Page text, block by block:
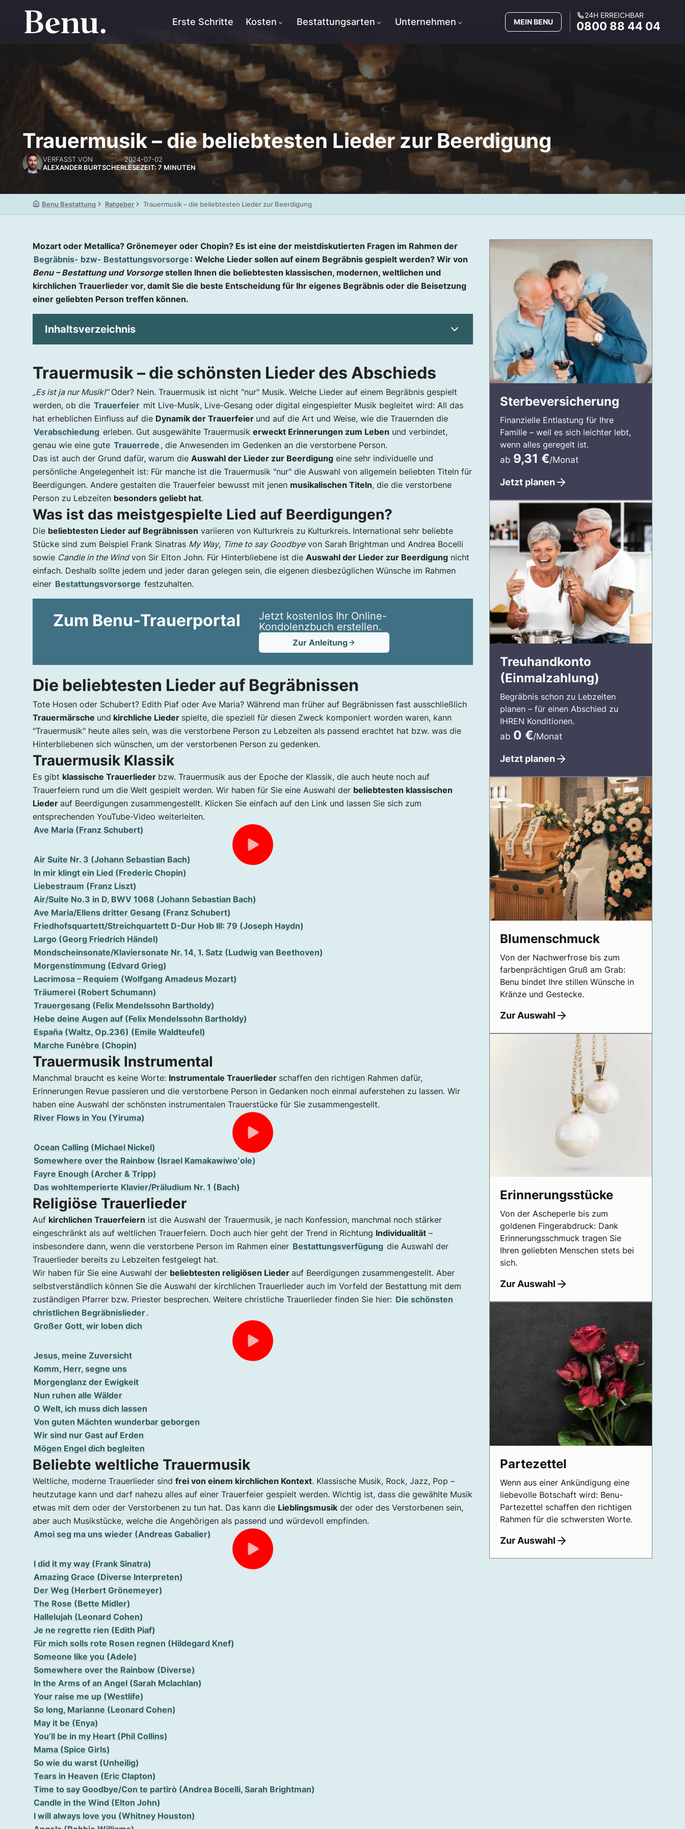
Erste Schritte Kosten Bestattungsarten Unternehmen MEIN BENU
24H ERREICHBAR
0800 88 44 04
Trauermusik – die beliebtesten Lieder zur Beerdigung
VERFASST VON
ALEXANDER BURTSCHER
2024-07-02
LESEZEIT: 7 MINUTEN
Benu Bestattung Ratgeber Trauermusik – die beliebtesten Lieder zur Beerdigung
Mozart oder Metallica? Grönemeyer oder Chopin? Es ist eine der meistdiskutierten Fragen im Rahmen der
Begräbnis- bzw- Bestattungsvorsorge : Welche Lieder sollen auf einem Begräbnis gespielt werden? Wir von
Benu – Bestattung und Vorsorgestellen Ihnen die beliebtesten klassischen, modernen, weltlichen und
kirchlichen Trauerlieder vor, damit Sie die beste Entscheidung für Ihr eigenes Begräbnis oder die Beisetzung
einer geliebten Person treffen können.
Inhaltsverzeichnis
Was ist das meistgespielte Lied auf Beerdigungen?
Die beliebtesten Lieder auf Begräbnissen
Trauermusik Klassik
Trauermusik Instrumental
Religiöse Trauerlieder
Beliebte weltliche Trauermusik
Trauermusik Rock/Alternative
Wann wird Trauermusik gespielt?
Was kostet Trauermusik?
Trauermusik – die schönsten Lieder des Abschieds
„Es ist ja nur Musik!“Oder? Nein. Trauermusik ist nicht "nur" Musik. Welche Lieder auf einem Begräbnis gespielt
werden, ob die Trauerfeier mit Live-Musik, Live-Gesang oder digital eingespielter Musik begleitet wird: All das
hat erheblichen Einfluss auf die Dynamik der Trauerfeier und auf die Art und Weise, wie die Trauernden die
Verabschiedung erleben. Gut ausgewählte Trauermusik erweckt Erinnerungen zum Leben und verbindet,
genau wie eine gute Trauerrede , die Anwesenden im Gedenken an die verstorbene Person.
Das ist auch der Grund dafür, warum die Auswahl der Lieder zur Beerdigung eine sehr individuelle und
persönliche Angelegenheit ist: Für manche ist die Trauermusik "nur" die Auswahl von allgemein beliebten Titeln für
Beerdigungen. Andere gestalten die Trauerfeier bewusst mit jenen musikalischen Titeln, die die verstorbene
Person zu Lebzeiten besonders geliebt hat.
Was ist das meistgespielte Lied auf Beerdigungen?
Die beliebtesten Lieder auf Begräbnissen variieren von Kulturkreis zu Kulturkreis. International sehr beliebte
Stücke sind zum Beispiel Frank Sinatras My Way, Time to say Goodbyevon Sarah Brightman und Andrea Bocelli
sowie Candle in the Windvon Sir Elton John. Für Hinterbliebene ist die Auswahl der Lieder zur Beerdigung nicht
einfach. Deshalb sollte jedem und jeder daran gelegen sein, die eigenen diesbezüglichen Wünsche im Rahmen
einer Bestattungsvorsorge festzuhalten.
Zum Benu-Trauerportal
Jetzt kostenlos Ihr Online-
Kondolenzbuch erstellen.
Zur Anleitung
Die beliebtesten Lieder auf Begräbnissen
Tote Hosen oder Schubert? Edith Piaf oder Ave Maria? Während man früher auf Begräbnissen fast ausschließlich
Trauermärsche und kirchliche Lieder spielte, die speziell für diesen Zweck komponiert worden waren, kann
"Trauermusik" heute alles sein, was die verstorbene Person zu Lebzeiten als passend erachtet hat bzw. was die
Hinterbliebenen sich wünschen, um der verstorbenen Person zu gedenken.
Trauermusik Klassik
Es gibt klassische Trauerlieder bzw. Trauermusik aus der Epoche der Klassik, die auch heute noch auf
Trauerfeiern rund um die Welt gespielt werden. Wir haben für Sie eine Auswahl der beliebtesten klassischen
Lieder auf Beerdigungen zusammengestellt. Klicken Sie einfach auf den Link und lassen Sie sich zum
entsprechenden YouTube-Video weiterleiten.
Ave Maria (Franz Schubert)
Air Suite Nr. 3 (Johann Sebastian Bach)
In mir klingt ein Lied (Frederic Chopin)
Liebestraum (Franz Liszt)
Air/Suite No.3 in D, BWV 1068 (Johann Sebastian Bach)
Ave Maria/Ellens dritter Gesang (Franz Schubert)
Friedhofsquartett/Streichquartett D-Dur Hob III: 79 (Joseph Haydn)
Largo (Georg Friedrich Händel)
Mondscheinsonate/Klaviersonate Nr. 14, 1. Satz (Ludwig van Beethoven)
Morgenstimmung (Edvard Grieg)
Lacrimosa – Requiem (Wolfgang Amadeus Mozart)
Träumerei (Robert Schumann)
Trauergesang (Felix Mendelssohn Bartholdy)
Hebe deine Augen auf (Felix Mendelssohn Bartholdy)
España (Waltz, Op.236) (Emile Waldteufel)
Marche Funèbre (Chopin)
Trauermusik Instrumental
Manchmal braucht es keine Worte: Instrumentale Trauerlieder schaffen den richtigen Rahmen dafür,
Erinnerungen Revue passieren und die verstorbene Person in Gedanken noch einmal auferstehen zu lassen. Wir
haben eine Auswahl der schönsten instrumentalen Trauerstücke für Sie zusammengestellt.
River Flows in You (Yiruma)
Ocean Calling (Michael Nickel)
Somewhere over the Rainbow (Israel Kamakawiwoʻole)
Fayre Enough (Archer & Tripp)
Das wohltemperierte Klavier/Präludium Nr. 1 (Bach)
Religiöse Trauerlieder
Auf kirchlichen Trauerfeiern ist die Auswahl der Trauermusik, je nach Konfession, manchmal noch stärker
eingeschränkt als auf weltlichen Trauerfeiern. Doch auch hier geht der Trend in Richtung Individualität –
insbesondere dann, wenn die verstorbene Person im Rahmen einer Bestattungsverfügung die Auswahl der
Trauerlieder bereits zu Lebzeiten festgelegt hat.
Wir haben für Sie eine Auswahl der beliebtesten religiösen Lieder auf Beerdigungen zusammengestellt. Aber
selbstverständlich können Sie die Auswahl der kirchlichen Trauerlieder auch im Vorfeld der Bestattung mit dem
zuständigen Pfarrer bzw. Priester besprechen. Weitere christliche Trauerlieder finden Sie hier: Die schönsten
christlichen Begräbnislieder.
Großer Gott, wir loben dich
Jesus, meine Zuversicht
Komm, Herr, segne uns
Morgenglanz der Ewigkeit
Nun ruhen alle Wälder
O Welt, ich muss dich lassen
Von guten Mächten wunderbar geborgen
Wir sind nur Gast auf Erden
Mögen Engel dich begleiten
Beliebte weltliche Trauermusik
Weltliche, moderne Trauerlieder sind frei von einem kirchlichen Kontext. Klassische Musik, Rock, Jazz, Pop –
heutzutage kann und darf nahezu alles auf einer Trauerfeier gespielt werden. Wichtig ist, dass die gewählte Musik
etwas mit dem oder der Verstorbenen zu tun hat. Das kann die Lieblingsmusik der oder des Verstorbenen sein,
aber auch Musikstücke, welche die Angehörigen als passend und würdevoll empfinden.
Amoi seg ma uns wieder (Andreas Gabalier)
I did it my way (Frank Sinatra)
Amazing Grace (Diverse Interpreten)
Der Weg (Herbert Grönemeyer)
The Rose (Bette Midler)
Hallelujah (Leonard Cohen)
Je ne regrette rien (Edith Piaf)
Für mich solls rote Rosen regnen (Hildegard Knef)
Someone like you (Adele)
Somewhere over the Rainbow (Diverse)
In the Arms of an Angel (Sarah Mclachlan)
Your raise me up (Westlife)
So long, Marianne (Leonard Cohen)
May it be (Enya)
You’ll be in my Heart (Phil Collins)
Mama (Spice Girls)
So wie du warst (Unheilig)
Tears in Heaven (Eric Clapton)
Time to say Goodbye/Con te partirò (Andrea Bocelli, Sarah Brightman)
Candle in the Wind (Elton John)
I will always love you (Whitney Houston)
Sterbeversicherung
Finanzielle Entlastung für Ihre
Familie – weil es sich leichter lebt,
wenn alles geregelt ist.
ab 9,31 €/Monat
Jetzt planen
Treuhandkonto
(Einmalzahlung)
Begräbnis schon zu Lebzeiten
planen – für einen Abschied zu
IHREN Konditionen.
ab 0 €/Monat
Jetzt planen
Blumenschmuck
Von der Nachwerfrose bis zum
farbenprächtigen Gruß am Grab:
Benu bindet Ihre stillen Wünsche in
Kränze und Gestecke.
Zur Auswahl
Erinnerungsstücke
Von der Ascheperle bis zum
goldenen Fingerabdruck: Dank
Erinnerungsschmuck tragen Sie
Ihren geliebten Menschen stets bei
sich.
Zur Auswahl
Partezettel
Wenn aus einer Ankündigung eine
liebevolle Botschaft wird: Benu-
Partezettel schaffen den richtigen
Rahmen für die schwersten Worte.
Zur Auswahl